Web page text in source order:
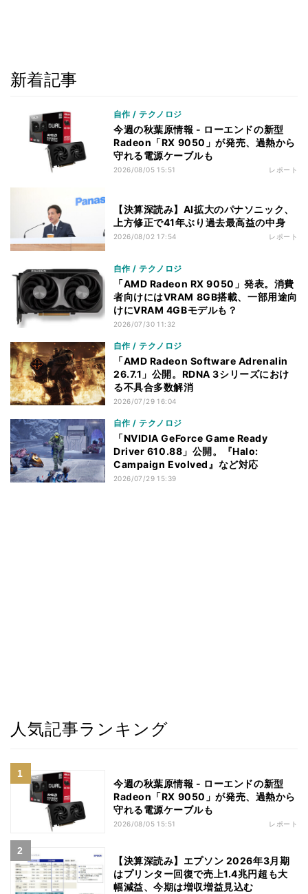
新着記事
自作 / テクノロジ
今週の秋葉原情報 - ローエンドの新型
Radeon「RX 9050」が発売、過熱から
守れる電源ケーブルも
2026/08/05 15:51 レポート
【決算深読み】AI拡大のパナソニック、
上方修正で41年ぶり過去最高益の中身
2026/08/02 17:54 レポート
自作 / テクノロジ
「AMD Radeon RX 9050」発表。消費
者向けにはVRAM 8GB搭載、一部用途向
けにVRAM 4GBモデルも？
2026/07/30 11:32
自作 / テクノロジ
「AMD Radeon Software Adrenalin
26.7.1」公開。RDNA 3シリーズにおけ
る不具合多数解消
2026/07/29 16:04
自作 / テクノロジ
「NVIDIA GeForce Game Ready
Driver 610.88」公開。『Halo:
Campaign Evolved』など対応
2026/07/29 15:39
人気記事ランキング
今週の秋葉原情報 - ローエンドの新型
Radeon「RX 9050」が発売、過熱から
守れる電源ケーブルも
2026/08/05 15:51 レポート
【決算深読み】エプソン 2026年3月期
はプリンター回復で売上1.4兆円超も大
幅減益、今期は増収増益見込む